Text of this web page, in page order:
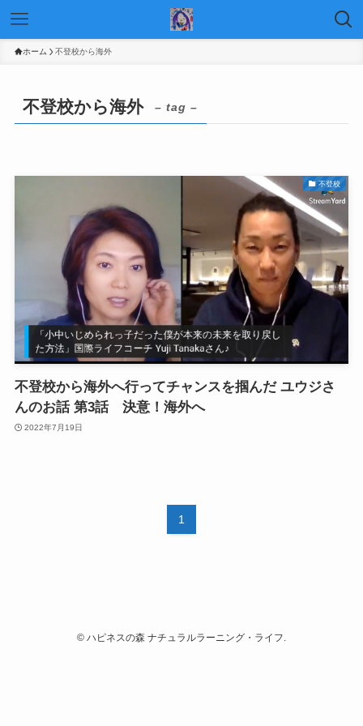
ホーム 不登校から海外
不登校から海外 – tag –
不登校
不登校から海外へ行ってチャンスを掴んだ ユウジさ
んのお話 第3話 決意！海外へ
2022年7月19日
1
© ハピネスの森 ナチュラルラーニング・ライフ.